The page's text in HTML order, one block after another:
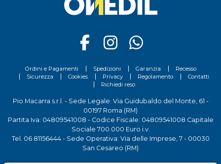
Ordini e Pagamenti Spedizioni Garanzia
Recesso
Sicurezza
Cookies Privacy Regolamento
Contatti
Richiedi reso
Pio Macarra s.r.l. - Sede Legale: Via Guidubaldo del Monte, 61 -
00197 Roma (RM)
Partita Iva: 04809541008 - Codice Fiscale: 04809541008 Capitale
Sociale 700.000 Euro i.v.
Tel. 06 81156444- Sede Operativa: Via delle Imprese, 7 - 00030
San Cesareo (RM)